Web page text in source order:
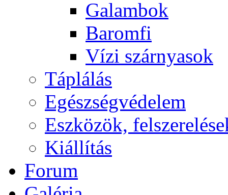
Galambok
Baromfi
Vízi szárnyasok
Táplálás
Egészségvédelem
Eszközök,
Kiállítás
Forum